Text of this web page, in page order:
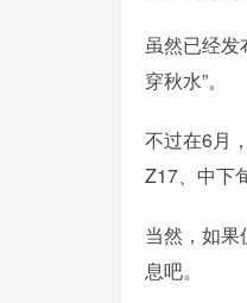
虽然已经发
穿秋水”。
不过在6月
Z17、中下
当然，如
息吧。